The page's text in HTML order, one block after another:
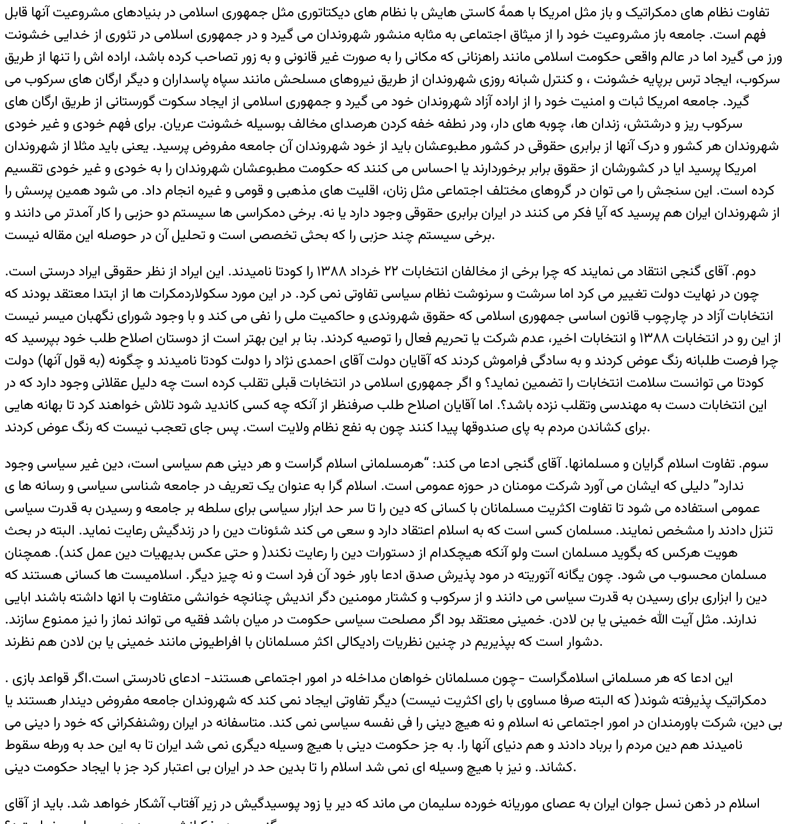
تفاوت نظام های دمکراتيک و باز مثل امريکا با همهً کاستی هايش با نظام های ديکتاتوری مثل جمهوری اسلامی در بنيادهای مشروعيت آنها قابل
فهم است. جامعه باز مشروعيت خود را از ميثاق اجتماعی به مثابه منشور شهروندان می گيرد و در جمهوری اسلامی در تئوری از خدايی خشونت
ورز می گيرد اما در عالم واقعی حکومت اسلامی مانند راهزنانی که مکانی را به صورت غير قانونی و به زور تصاحب کرده باشد، اراده اش را تنها از طريق
سرکوب، ايجاد ترس برپايه خشونت ، و کنترل شبانه روزی شهروندان از طريق نيروهای مسلحش مانند سپاه پاسداران و ديگر ارگان های سرکوب می
گيرد. جامعه امريکا ثبات و امنيت خود را از اراده آزاد شهروندان خود می گيرد و جمهوری اسلامی از ايجاد سکوت گورستانی از طريق ارگان های
سرکوب ريز و درشتش، زندان ها، چوبه های دار، ودر نطفه خفه کردن هرصدای مخالف بوسيله خشونت عريان. برای فهم خودی و غير خودی
شهروندان هر کشور و درک آنها از برابری حقوقی در کشور مطبوعشان بايد از خود شهروندان آن جامعه مفروض پرسيد. يعنی بايد مثلا از شهروندان
امريکا پرسيد ايا در کشورشان از حقوق برابر برخوردارند يا احساس می کنند که حکومت مطبوعشان شهروندان را به خودی و غير خودی تقسيم
کرده است. اين سنجش را می توان در گروهای مختلف اجتماعی مثل زنان، اقليت های مذهبی و قومی و غيره انجام داد. می شود همين پرسش را
از شهروندان ايران هم پرسيد که آيا فکر می کنند در ايران برابری حقوقی وجود دارد يا نه. برخی دمکراسی ها سيستم دو حزبی را کار آمدتر می دانند و
برخی سيستم چند حزبی را که بحثی تخصصی است و تحليل آن در حوصله اين مقاله نيست.
دوم. آقای گنجی انتقاد می نمايند که چرا برخی از مخالفان انتخابات ۲۲ خرداد ۱۳۸۸ را کودتا ناميدند. اين ايراد از نظر حقوقی ايراد درستی است.
چون در نهايت دولت تغيير می کرد اما سرشت و سرنوشت نظام سياسی تفاوتی نمی کرد. در اين مورد سکولاردمکرات ها از ابتدا معتقد بودند که
انتخابات آزاد در چارچوب قانون اساسی جمهوری اسلامی که حقوق شهروندی و حاکميت ملی را نفی می کند و با وجود شورای نگهبان ميسر نيست
از اين رو در انتخابات ۱۳۸۸ و انتخابات اخير، عدم شرکت يا تحريم فعال را توصيه کردند. بنا بر اين بهتر است از دوستان اصلاح طلب خود بپرسيد که
چرا فرصت طلبانه رنگ عوض کردند و به سادگی فراموش کردند که آقايان دولت آقای احمدی نژاد را دولت کودتا ناميدند و چگونه (به قول آنها) دولت
کودتا می توانست سلامت انتخابات را تضمين نمايد؟ و اگر جمهوری اسلامی در انتخابات قبلی تقلب کرده است چه دليل عقلانی وجود دارد که در
اين انتخابات دست به مهندسی وتقلب نزده باشد؟. اما آقايان اصلاح طلب صرفنظر از آنکه چه کسی کانديد شود تلاش خواهند کرد تا بهانه هايی
برای کشاندن مردم به پای صندوقها پيدا کنند چون به نفع نظام ولايت است. پس جای تعجب نيست که رنگ عوض کردند.
سوم. تفاوت اسلام گرايان و مسلمانها. آقای گنجی ادعا می کند: “هرمسلمانی اسلام گراست و هر دينی هم سياسی است، دين غير سياسی وجود
ندارد” دليلی که ايشان می آورد شرکت مومنان در حوزه عمومی است. اسلام گرا به عنوان يک تعريف در جامعه شناسی سياسی و رسانه ها ی
عمومی استفاده می شود تا تفاوت اکثريت مسلمانان با کسانی که دين را تا سر حد ابزار سياسی برای سلطه بر جامعه و رسيدن به قدرت سياسی
تنزل دادند را مشخص نمايند. مسلمان کسی است که به اسلام اعتقاد دارد و سعی می کند شئونات دين را در زندگيش رعايت نمايد. البته در بحث
هويت هرکس که بگويد مسلمان است ولو آنکه هيچکدام از دستورات دين را رعايت نکند( و حتی عکس بديهيات دين عمل کند). همچنان
مسلمان محسوب می شود. چون يگانه آتوريته در مود پذيرش صدق ادعا باور خود آن فرد است و نه چيز ديگر. اسلاميست ها کسانی هستند که
دين را ابزاری برای رسيدن به قدرت سياسی می دانند و از سرکوب و کشتار مومنين دگر انديش چنانچه خوانشی متفاوت با انها داشته باشند ابايی
ندارند. مثل آيت الله خمينی يا بن لادن. خمينی معتقد بود اگر مصلحت سياسی حکومت در ميان باشد فقيه می تواند نماز را نيز ممنوع سازند.
دشوار است که بپذيريم در چنين نظريات راديکالی اکثر مسلمانان با افراطيونی مانند خمينی يا بن لادن هم نظرند.
. اين ادعا که هر مسلمانی اسلامگراست -چون مسلمانان خواهان مداخله در امور اجتماعی هستند- ادعای نادرستی است.اگر قواعد بازی
دمکراتيک پذيرفته شوند( که البته صرفا مساوی با رای اکثريت نيست) ديگر تفاوتی ايجاد نمی کند که شهروندان جامعه مفروض ديندار هستند يا
بی دين، شرکت باورمندان در امور اجتماعی نه اسلام و نه هيچ دينی را فی نفسه سياسی نمی کند. متاسفانه در ايران روشنفکرانی که خود را دينی می
ناميدند هم دين مردم را برباد دادند و هم دنيای آنها را. به جز حکومت دينی با هيچ وسيله ديگری نمی شد ايران تا به اين حد به ورطه سقوط
کشاند. و نيز با هيچ وسيله ای نمی شد اسلام را تا بدين حد در ايران بی اعتبار کرد جز با ايجاد حکومت دينی.
اسلام در ذهن نسل جوان ايران به عصای موريانه خورده سليمان می ماند که دير يا زود پوسيدگيش در زير آفتاب آشکار خواهد شد. بايد از آقای